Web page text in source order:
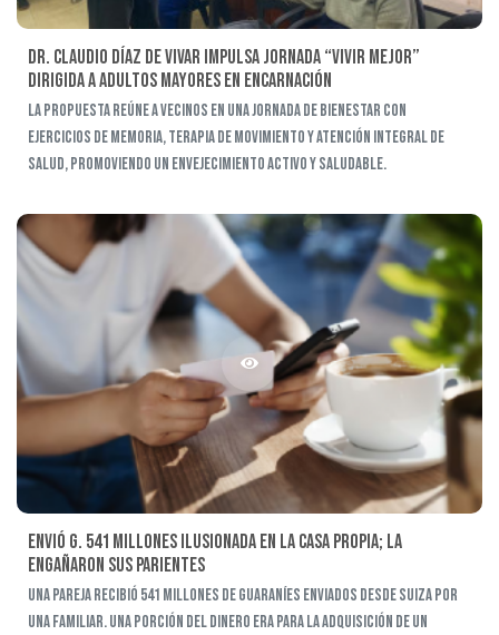
Dr. Claudio Díaz de Vivar impulsa jornada “Vivir Mejor”
dirigida a adultos mayores en Encarnación
La propuesta reúne a vecinos en una jornada de bienestar con
ejercicios de memoria, terapia de movimiento y atención integral de
salud, promoviendo un envejecimiento activo y saludable.
Envió G. 541 millones ilusionada en la casa propia; la
engañaron sus parientes
Una pareja recibió 541 millones de guaraníes enviados desde Suiza por
una familiar. Una porción del dinero era para la adquisición de un